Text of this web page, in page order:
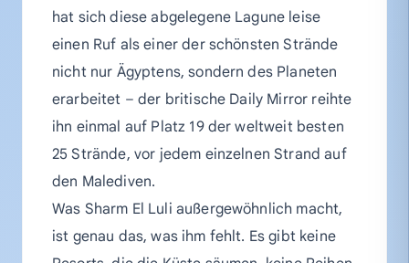
hat sich diese abgelegene Lagune leise
einen Ruf als einer der schönsten Strände
nicht nur Ägyptens, sondern des Planeten
erarbeitet – der britische Daily Mirror reihte
ihn einmal auf Platz 19 der weltweit besten
25 Strände, vor jedem einzelnen Strand auf
den Malediven.
Was Sharm El Luli außergewöhnlich macht,
ist genau das, was ihm fehlt. Es gibt keine